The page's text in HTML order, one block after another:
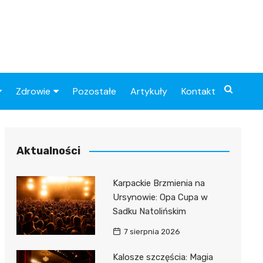
Zdrowie
Przychodnie
Apteki
Pozostałe Artykuły Kontakt
Aktualności
Karpackie Brzmienia na
Ursynowie: Opa Cupa w
Sadku Natolińskim
7 sierpnia 2026
Kalosze szczęścia: Magia